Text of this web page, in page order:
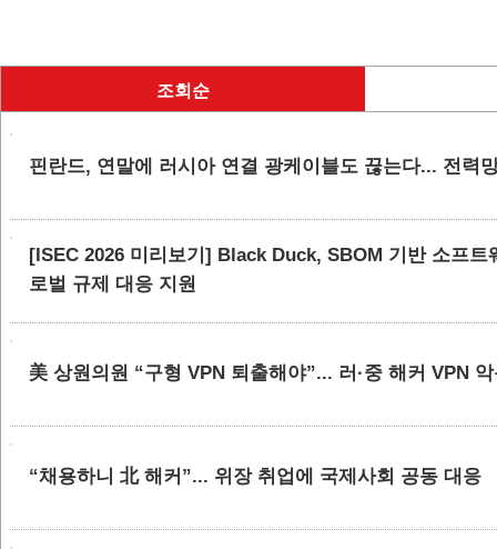
조회순
핀란드, 연말에 러시아 연결 광케이블도 끊는다... 전력
[ISEC 2026 미리보기] Black Duck, SBOM 기반 소프트
로벌 규제 대응 지원
美 상원의원 “구형 VPN 퇴출해야”... 러·중 해커 VPN
“채용하니 北 해커”... 위장 취업에 국제사회 공동 대응